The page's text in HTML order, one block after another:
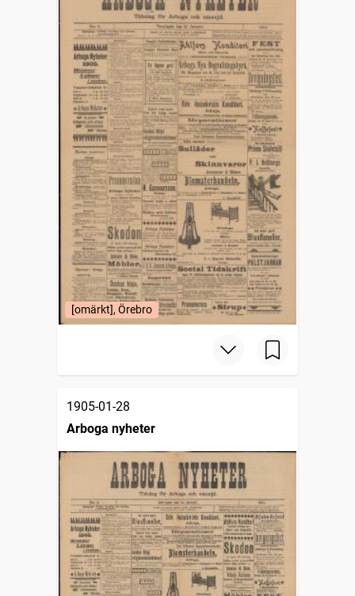
[omärkt], Örebro
1905-01-28
Arboga nyheter